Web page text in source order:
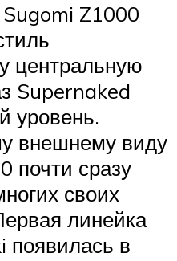
Z1000
центральную
Supernaked
уровень.
внешнему виду
почти сразу
своих
линейка
появилась в